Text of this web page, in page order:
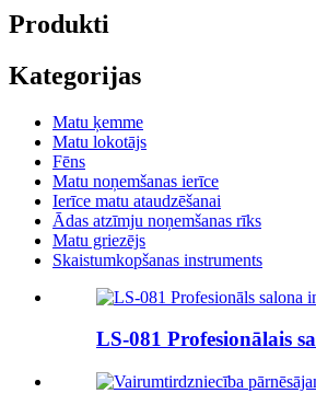
Produkti
Kategorijas
Matu ķemme
Matu lokotājs
Fēns
Matu noņemšanas ierīce
Ierīce matu ataudzēšanai
Ādas atzīmju noņemšanas rīks
Matu griezējs
Skaistumkopšanas instruments
LS-081 Profesionālais